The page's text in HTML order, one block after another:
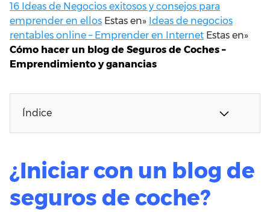
16 Ideas de Negocios exitosos y consejos para
emprender en ellos Estas en» Ideas de negocios
rentables online – Emprender en Internet Estas en»
Cómo hacer un blog de Seguros de Coches –
Emprendimiento y ganancias
Índice
¿Iniciar con un blog de
seguros de coche?